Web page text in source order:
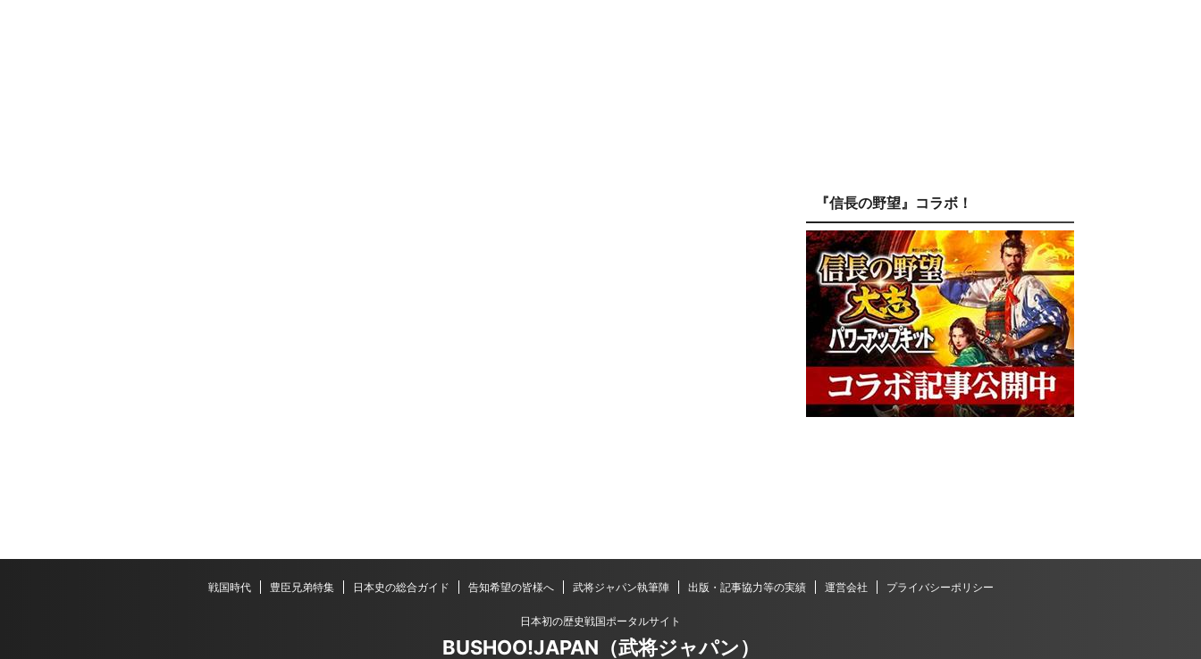
『信長の野望』コラボ！
戦国時代 豊臣兄弟特集 日本史の総合ガイド 告知希望の皆様へ 武将ジャパン執筆陣 出版・記事協力等の実績 運営会社 プライバシーポリシー
日本初の歴史戦国ポータルサイト
BUSHOO!JAPAN（武将ジャパン）